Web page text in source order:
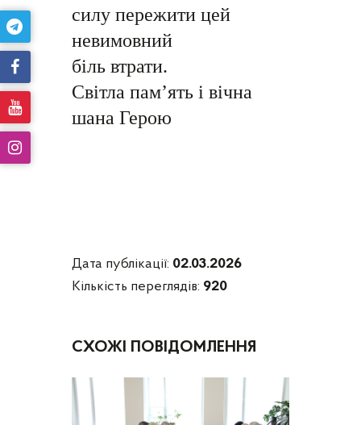
силу пережити цей
невимовний
біль втрати.
Світла пам’ять і вічна
шана Герою
Дата публікації: 02.03.2026
Кількість переглядів: 920
СХОЖІ ПОВІДОМЛЕННЯ